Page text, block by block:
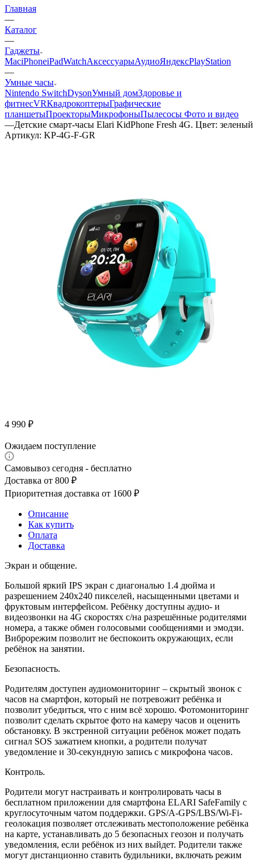
Главная
—
Каталог
—
Гаджеты
MaciPhoneiPadWatchАксессуарыАудиоЯндексPlayStation
—
Умные часы
Nintendo SwitchDysonУмный домЗдоровье и
фитнесVRКвадрокоптерыГрафические
планшетыПроекторыМикрофоныПылесосы Фото и видео
—Детские смарт-часы Elari KidPhone Fresh 4G. Цвет: зеленый
Артикул: KP-4G-F-GR
4 990 ₽
Ожидаем поступление
Самовывоз сегодня - бесплатно
Доставка от 800 ₽
Приоритетная доставка от 1600 ₽
Описание
Как купить
Оплата
Доставка
Экран и общение.
Большой яркий IPS экран с диагональю 1.4 дюйма и
разрешением 240x240 пикселей, насыщенными цветами и
фруктовым интерфейсом. Ребёнку доступны аудио- и
видеозвонки на 4G скоростях с/на разрешённые родителями
номера, а также обмен голосовыми сообщениями и эмодзи.
Виброрежим позволит не беспокоить окружающих, если
ребёнок на занятии.
Безопасность.
Родителям доступен аудиомониторинг – скрытый звонок с
часов на смартфон, который не потревожит ребёнка и
позволит убедиться, что с ним всё хорошо. Фотомониторинг
позволит сделать скрытое фото на камеру часов и оценить
обстановку. В экстренной ситуации ребёнок может подать
сигнал SOS зажатием кнопки, а родители получат
уведомление и 30-секундную запись с микрофона часов.
Контроль.
Родители могут настраивать и контролировать часы в
бесплатном приложении для смартфона ELARI SafeFamily с
круглосуточным чатом поддержки. GPS/A-GPS/LBS/Wi-Fi-
геолокация позволяет отслеживать местоположение ребёнка
на карте, устанавливать до 5 безопасных геозон и получать
уведомления, если ребёнок из них выйдет. Родители также
могут дистанционно ставить будильники, включать режим